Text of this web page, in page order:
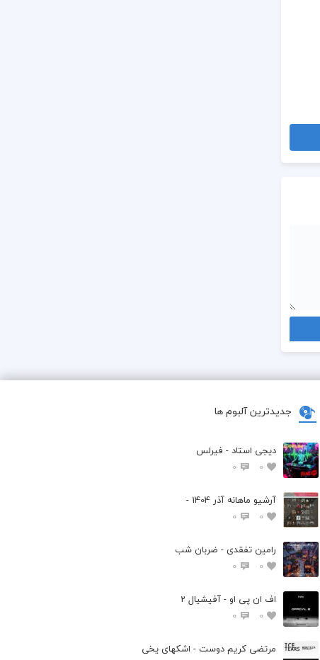
جدیدترین آلبوم ها
دیجی استاد - فیرلس
0
0
آرشیو ماهانه آذر 1404 -
0
0
رامین تفقدی - ضربان شب
0
0
اف ان پی او - آفیشیال 2
0
0
مرتضی کریم دوست - اشکهای یخی